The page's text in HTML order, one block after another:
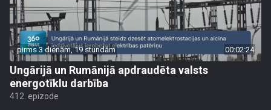
pirms 3 dienām, 19 stundām 00:02:24
Ungārijā un Rumānijā apdraudēta valsts
energotīklu darbība
412. epizode